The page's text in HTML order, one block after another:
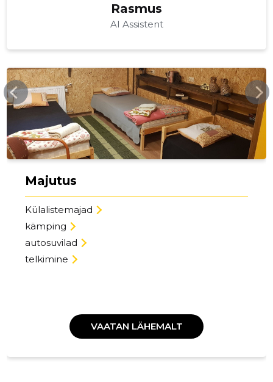
Rasmus
AI Assistent
KIVITALUPUHKUS.EE
Majutus
Külalistemajad
kämping
autosuvilad
telkimine
VAATAN LÄHEMALT